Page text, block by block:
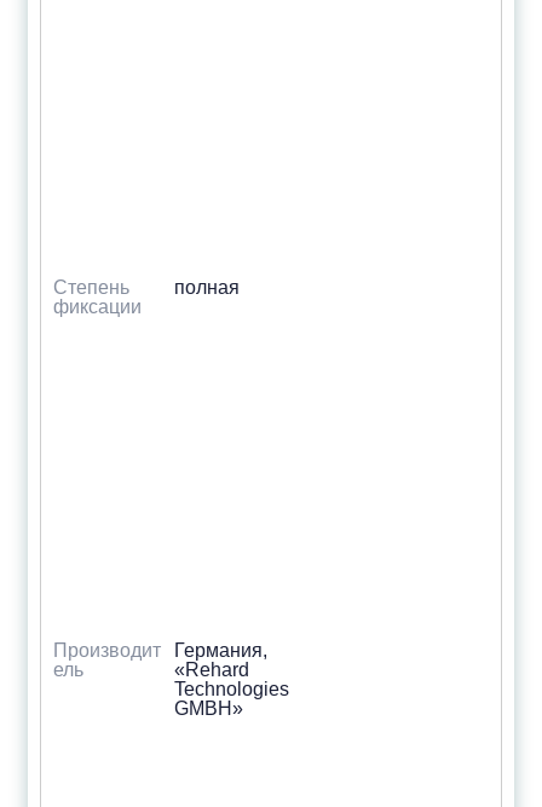
Степень
фиксации
полная
Производит
ель
Германия,
«Rehard
Technologies
GMBH»